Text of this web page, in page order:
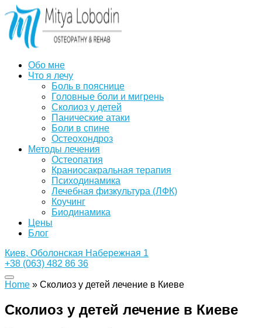
Обо мне
Что я лечу
Боль в пояснице
Головные боли и мигрень
Сколиоз у детей
Панические атаки
Боли в спине
Остеохондроз
Методы лечения
Остеопатия
Краниосакральная терапия
Психодинамика
Лечебная физкультура (ЛФК)
Коучинг
Биодинамика
Цены
Блог
Киев, Оболонская Набережная 1
+38 (063) 482 86 36
Home » Сколиоз у детей лечение в Киеве
Сколиоз у детей лечение в Киеве